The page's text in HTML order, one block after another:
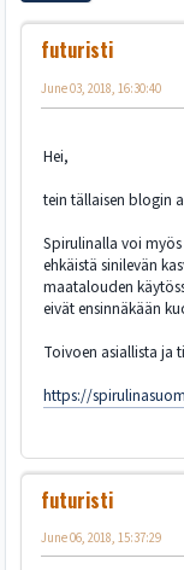
futuristi
June 03, 2018, 16:30:40
Hei,
tein tällaisen blogin
Spirulinalla voi
ehkäistä sinilevän
maatalouden
eivät ensinnäkään
Toivoen asiallista ja
https://
futuristi
June 06, 2018, 15:37:29